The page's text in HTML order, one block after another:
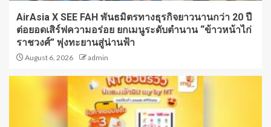
AirAsia X SEE FAH พันธมิตรทางธุรกิจยาวนานกว่า 20 ปี
ต่อยอดเสิร์ฟความอร่อย ยกเมนูระดับตำนาน “ข้าวหน้าไก่
ราชวงศ์” พุ่งทะยานสู่น่านฟ้า
August 6, 2026 admin